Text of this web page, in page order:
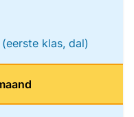
(eerste klas, dal)